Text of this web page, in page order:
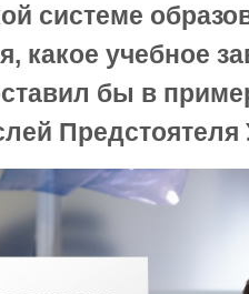
системе
какое учебное
бы в
Предстоятеля